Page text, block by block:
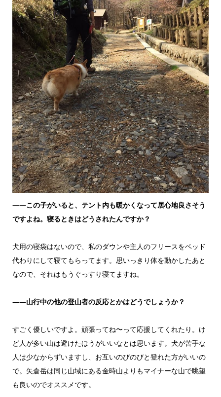
——この子がいると、テント内も暖かくなって居心地良さそう
ですよね。寝るときはどうされたんですか？
犬用の寝袋はないので、私のダウンや主人のフリースをベッド
代わりにして寝てもらってます。思いっきり体を動かしたあと
なので、それはもうぐっすり寝てますね。
——山行中の他の登山者の反応とかはどうでしょうか？
すごく優しいですよ。頑張ってね〜って応援してくれたり。け
ど人が多い山は避けたほうがいいなとは思います。犬が苦手な
人は少なからずいますし、お互いのびのびと登れた方がいいの
で。矢倉岳は同じ山域にある金時山よりもマイナーな山で眺望
も良いのでオススメです。